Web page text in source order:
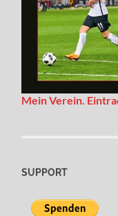
Mein Verein.
SUPPORT